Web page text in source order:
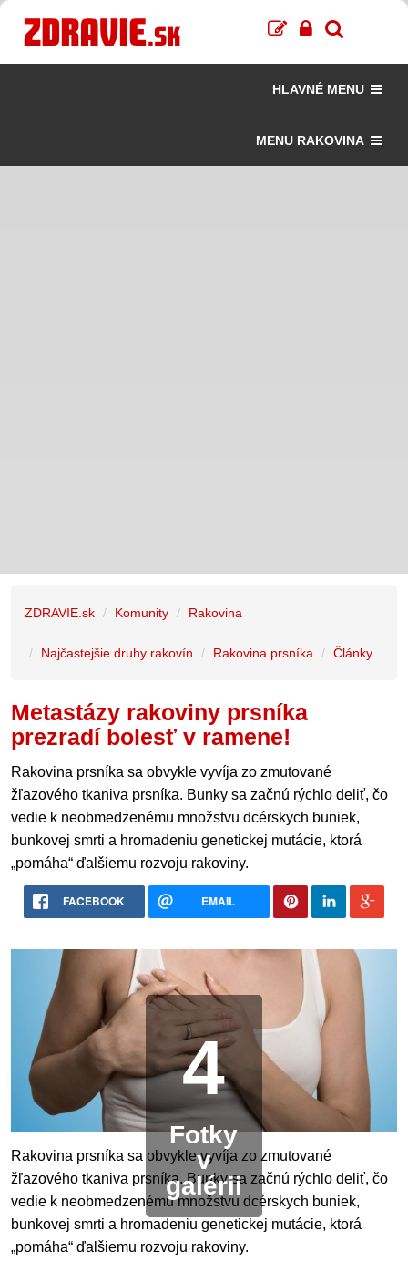
HLAVNÉ MENU
MENU RAKOVINA
ZDRAVIE.sk Komunity Rakovina
Najčastejšie druhy rakovín Rakovina prsníka Články
Metastázy rakoviny prsníka
prezradí bolesť v ramene!
Rakovina prsníka sa obvykle vyvíja zo zmutované
žľazového tkaniva prsníka. Bunky sa začnú rýchlo deliť, čo
vedie k neobmedzenému množstvu dcérskych buniek,
bunkovej smrti a hromadeniu genetickej mutácie, ktorá
„pomáha“ ďalšiemu rozvoju rakoviny.
FACEBOOK EMAIL
4
Fotky
v
galérii
Rakovina prsníka sa obvykle vyvíja zo zmutované
žľazového tkaniva prsníka. Bunky sa začnú rýchlo deliť, čo
vedie k neobmedzenému množstvu dcérskych buniek,
bunkovej smrti a hromadeniu genetickej mutácie, ktorá
„pomáha“ ďalšiemu rozvoju rakoviny.